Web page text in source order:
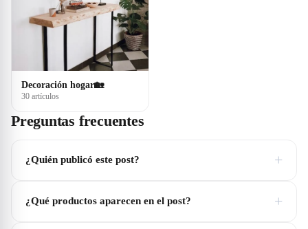
Decoración hogar🏡
30 artículos
Preguntas frecuentes
¿Quién publicó este post? +
¿Qué productos aparecen en el post? +